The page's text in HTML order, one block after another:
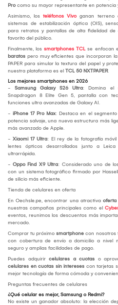
Pro como su mayor representante en potencia
Asimismo, los teléfonos Vivo ganan terreno
sistemas de estabilización óptica (OIS),
para retratos y pantallas de alta fidelidad
favorito del público.
Finalmente, los smartphones TCLse enfocan
baratos pero muy eficientes que incorporan
PAPER para simular la textura del papel y
nuestra plataforma es el TCL 50 NXTPAPER.
Los mejores smartphones en 2026
- Samsung Galaxy S26 Ultra: Domina el
Snapdragon 8 Elite Gen 5, pantalla con
funciones ultra avanzadas de Galaxy AI.
- iPhone 17 Pro Max: Destaca en el
potencia salvaje, una nueva estructura más
más avanzado de Apple.
- Xiaomi 17 Ultra: El rey de la fotografía
lentes ópticos desarrollados junto a
ultrarrápida.
- Oppo Find X9 Ultra: Considerado uno de
con un sistema fotográfico firmado por
de silicio más eficiente.
Tienda de celulares en oferta
En Oechsle.pe, encontrar una atractiva oferta
nuestras campañas principales como el
eventos, reunimos los descuentos más
mercado.
Comprar tu próximo smartphone con nosotros
con cobertura de envío a domicilio a nivel
seguro y amplias facilidades de pago.
Puedes adquirir celulares a cuotas o
celulares en cuotas sin intereses con tarjetas
mejor tecnología de forma cómoda y
Preguntas frecuentes de celulares
¿Qué celular es mejor, Samsung o Redmi?
No existe un ganador absoluto: la elección